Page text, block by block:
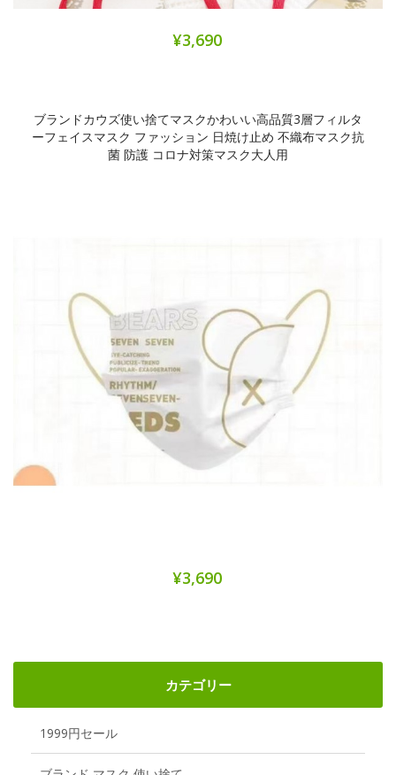
カテゴリー
1999円セール
¥3,690
ブランドカウズ使い捨てマスクかわいい高品質3層フィルタ
ーフェイスマスク ファッション 日焼け止め 不織布マスク抗
菌 防護 コロナ対策マスク大人用
¥3,690